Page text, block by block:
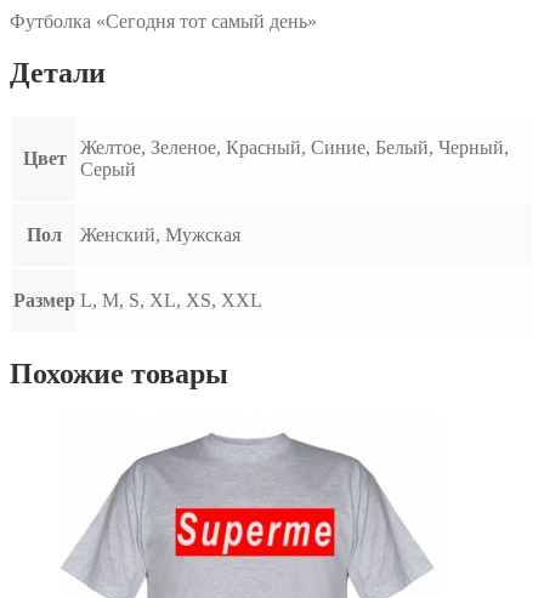
Футболка «Сегодня тот самый день»
Детали
Цвет
Желтое, Зеленое, Красный, Синие, Белый, Черный,
Серый
Пол Женский, Мужская
Размер L, M, S, XL, XS, XXL
Похожие товары